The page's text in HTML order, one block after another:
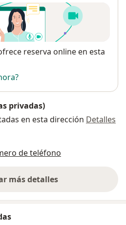
reserva online en esta
privadas)
en esta dirección Detalles
de teléfono
más detalles
sobre la dirección